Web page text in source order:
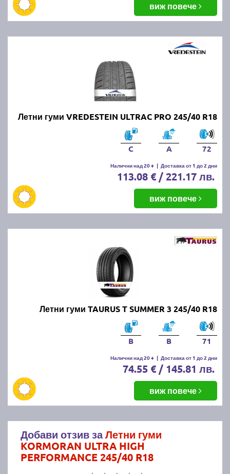
виж повече
Летни гуми VREDESTEIN ULTRAC PRO 245/40 R18
C A 72
Налични над 20 + | Доставка от 1 до 2 дни
113.08 € / 221.17 лв.
виж повече
Летни гуми TAURUS T SUMMER 3 245/40 R18
B B 71
Налични над 20 + | Доставка от 1 до 2 дни
74.55 € / 145.81 лв.
виж повече
Добави отзив заЛетни гуми
KORMORAN ULTRA HIGH
PERFORMANCE 245/40 R18